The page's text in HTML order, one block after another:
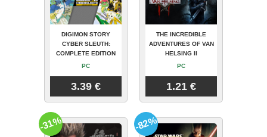
DIGIMON STORY
CYBER SLEUTH:
COMPLETE EDITION
PC
3.39 €
THE INCREDIBLE
ADVENTURES OF VAN
HELSING II
PC
1.21 €
-31% -82%